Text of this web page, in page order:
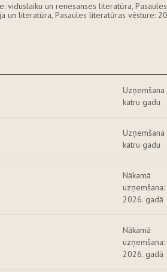
viduslaiku un renesanses literatūra, Pasaules
un literatūra, Pasaules literatūras vēsture:
Uzņemšana
katru gadu
Uzņemšana
katru gadu
Nākamā
uzņemšana:
2026. gadā
Nākamā
uzņemšana:
2026. gadā